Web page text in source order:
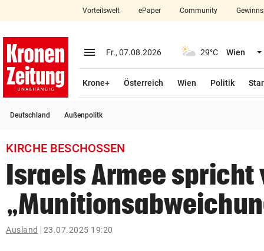
closeSchließen
account_circle Anmelden
arrow_right
search
Suchbegriff
eingeben
Vorteilswelt ePaper Community
menu Menü aufklappen
Fr., 07.08.2026 29°C Wien
Krone+ Österreich Wien Politik
Deutschland Außenpolitk
KIRCHE BESCHOSSEN
Israels Armee spricht
Ausland 23.07.2025 19:20